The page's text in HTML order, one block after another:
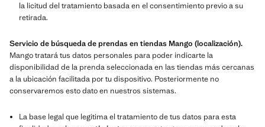
la licitud del tratamiento basada en el consentimiento previo a su
retirada.
Servicio de búsqueda de prendas en tiendas Mango (localización).
Mango tratará tus datos personales para poder indicarte la
disponibilidad de la prenda seleccionada en las tiendas más cercanas
a la ubicación facilitada por tu dispositivo. Posteriormente no
conservaremos esto dato en nuestros sistemas.
La base legal que legitima el tratamiento de tus datos para esta